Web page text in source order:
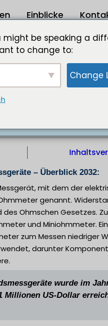
Einblicke
bis 2032
bis 2032
für Leiterplattentests,
andere treibt das
steigende Nachfrage
– Überblick 2032:
mit dem der
genannt.
Ohmschen Gesetzes.
und Miniohmmeter.
zum Messen
darunter
wurde im
Millionen US-Dollar
be speaking a
to change to:
Change